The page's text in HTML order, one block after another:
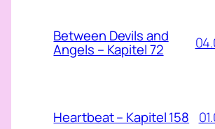
Between Devils and
Angels – Kapitel 72
Heartbeat – Kapitel 158